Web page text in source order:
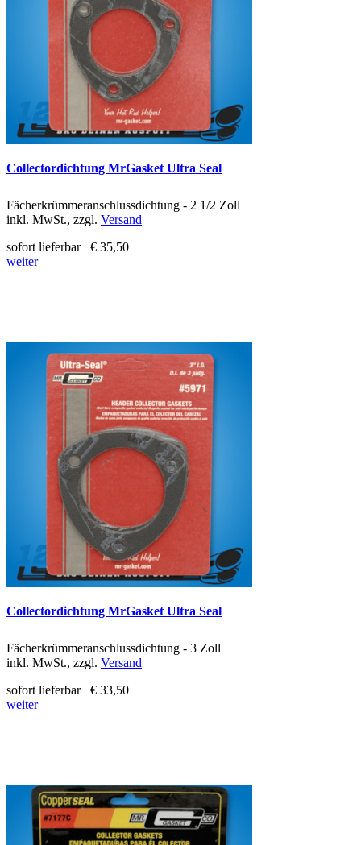
Collectordichtung MrGasket Ultra Seal
Fächerkrümmeranschlussdichtung - 2 1/2 Zoll
inkl. MwSt., zzgl. Versand
sofort lieferbar
€ 35,50
weiter
Collectordichtung MrGasket Ultra Seal
Fächerkrümmeranschlussdichtung - 3 Zoll
inkl. MwSt., zzgl. Versand
sofort lieferbar
€ 33,50
weiter